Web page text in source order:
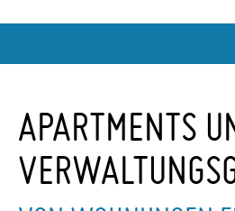
APARTMENTS